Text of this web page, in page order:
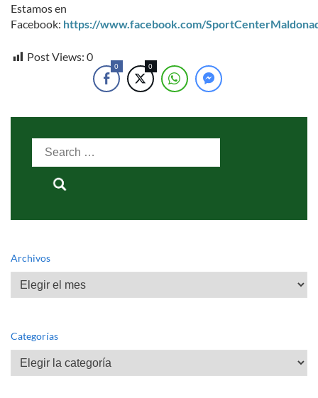
Estamos en
Facebook: https://www.facebook.com/
Post Views: 0
0 0
Search
for:
Archivos
Archivos
Categorías
Categorías